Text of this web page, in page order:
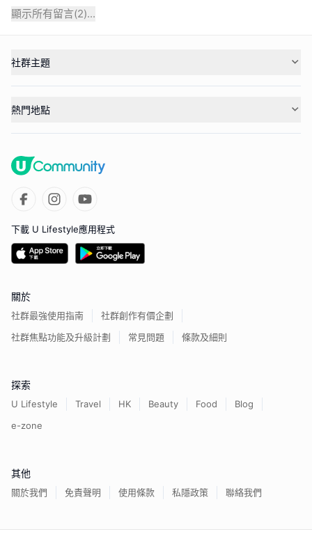
顯示所有留言(2)...
社群主題
熱門地點
下載 U Lifestyle應用程式
關於
社群最強使用指南
社群創作有價企劃
社群焦點功能及升級計劃
常見問題 條款及細則
探索
U Lifestyle Travel HK Beauty Food
Blog
e-zone
其他
關於我們 免責聲明 使用條款 私隱政策 聯絡我們